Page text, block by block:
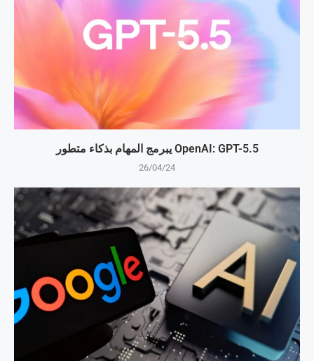
OpenAI: GPT-5.5 يبرمج المهام بذكاء متطور
26/04/24